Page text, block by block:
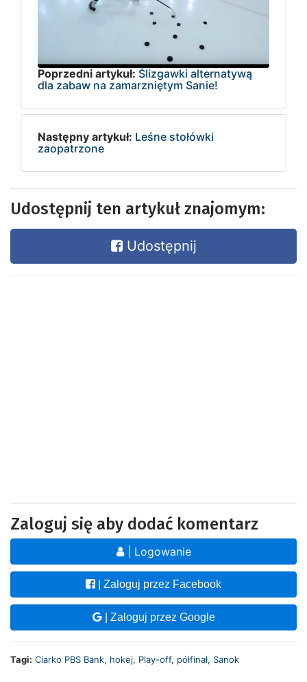
Poprzedni artykuł: Ślizgawki alternatywą
dla zabaw na zamarzniętym Sanie!
Następny artykuł: Leśne stołówki
zaopatrzone
Udostępnij ten artykuł znajomym:
Udostępnij
Zaloguj się aby dodać komentarz
| Logowanie
| Zaloguj przez Facebook
| Zaloguj przez Google
Tagi: Ciarko PBS Bank, hokej, Play-off, półfinał, Sanok